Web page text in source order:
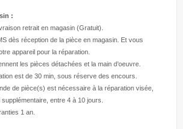
:
retrait en magasin (Gratuit).
dès réception de la pièce en magasin. Et vous
appareil pour la réparation.
les pièces détachées et la main d’oeuvre
est de 30 min, sous réserve des encours.
de pièce(s) est nécessaire à la réparation visée,
entre 4 à 10 jours.
1 an.